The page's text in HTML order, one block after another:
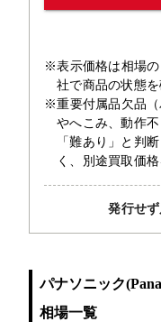
※表示価格は相場
社で商品の状態を
※重要付属品欠品
やへこみ、動作
「難あり」と判
く、別途買取価
発行せ
パナソニック
相場一覧